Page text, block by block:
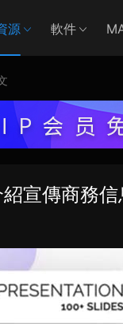
源 軟件
宣傳商務